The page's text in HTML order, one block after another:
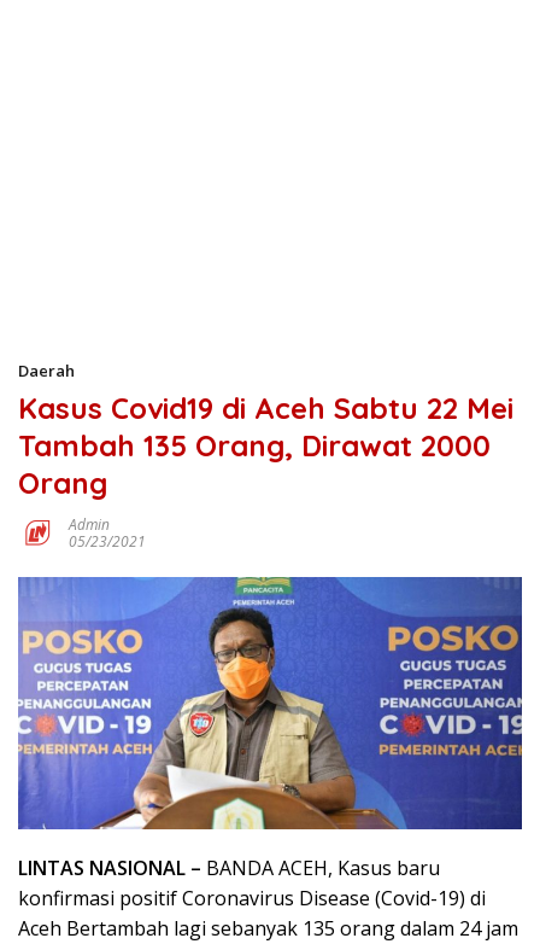
Daerah
Kasus Covid19 di Aceh Sabtu 22 Mei
Tambah 135 Orang, Dirawat 2000
Orang
Admin
05/23/2021
LINTAS NASIONAL – BANDA ACEH, Kasus baru
konfirmasi positif Coronavirus Disease (Covid-19) di
Aceh Bertambah lagi sebanyak 135 orang dalam 24 jam